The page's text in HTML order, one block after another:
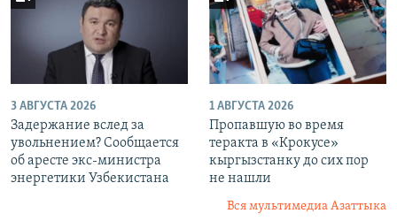
3 АВГУСТА 2026
Задержание вслед за
увольнением? Сообщается
об аресте экс-министра
энергетики Узбекистана
1 АВГУСТА 2026
Пропавшую во время
теракта в «Крокусе»
кыргызстанку до сих пор
не нашли
Вся мультимедиа Азаттыка